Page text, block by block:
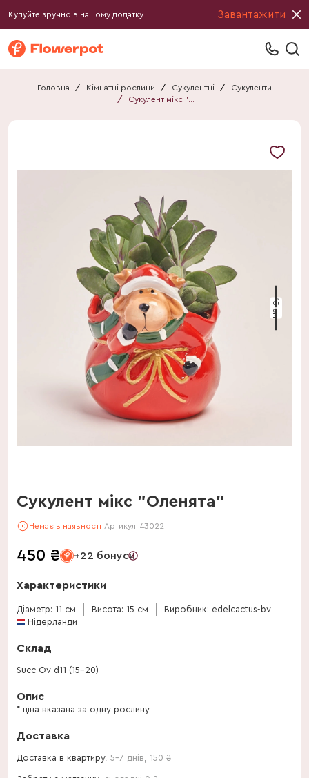
Купуйте зручно в нашому додатку Завантажити
Головна / Кімнатні рослини / Сукулентні /
Сукуленти
/
Сукулент мікс "Оленята"
15 см
Сукулент мікс "Оленята"
Немає в наявності Артикул: 43022
450 ₴ +22 бонуси
Характеристики
Діаметр: 11 см Висота: 15 см
Виробник: edelcactus-bv
Нідерланди
Склад
Succ Ov d11 (15-20)
Опис
* ціна вказана за одну рослину
Доставка
Доставка в квартиру, 5-7 днів 150 ₴